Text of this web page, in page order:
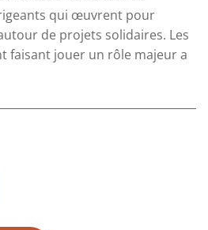
qui œuvrent pour
de projets solidaires. Les
faisant jouer un rôle majeur a